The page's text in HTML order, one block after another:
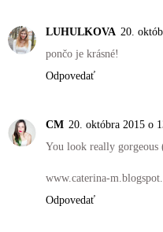
LUHULKOVA 20.
pončo je krásné!
Odpovedať
CM 20. októbra 2015 o
You look really gorgeous
www.caterina-
Odpovedať